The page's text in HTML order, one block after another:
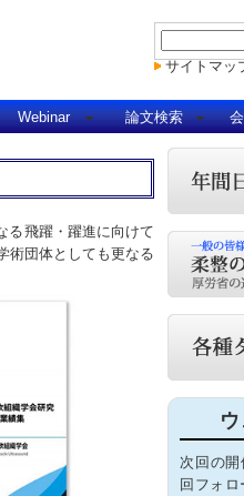
サイトマッ
Webinar 論文検索
る飛躍・躍進に向けて
術団体としても更なる
次回の
回フォ